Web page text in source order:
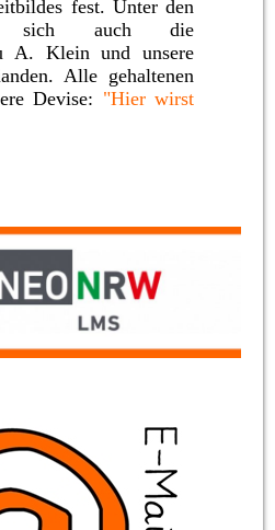
fest. Unter den
sich auch die
A. Klein und unsere
Alle gehaltenen
Devise: "Hier wirst